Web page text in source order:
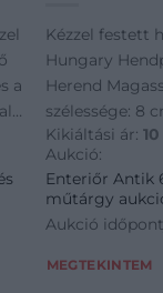
a
Kézzel festett
Hungary
Herend
szélessége: 8
Hibátlan
Kikiáltási ár:
Aukció:
Enteriőr Antik
műtárgy
Aukció
MEGTEKINTEM